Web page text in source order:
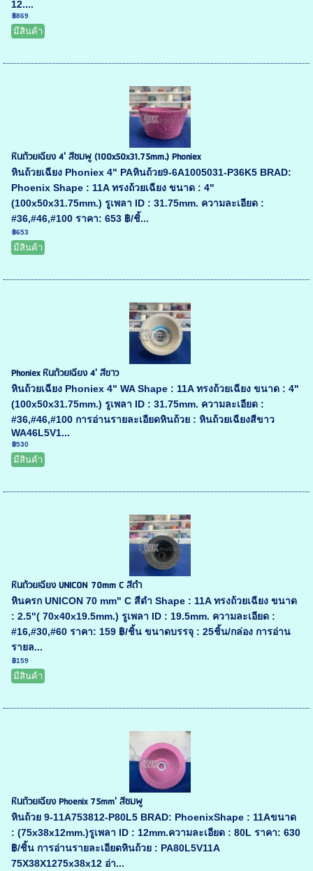
12....
฿869
มีสินค้า
หินถ้วยเฉียง 4' สีชมพู (100x50x31.75mm.) Phoniex
หินถ้วยเฉียง Phoniex 4" PAหินถ้วย9-6A1005031-P36K5 BRAD:
Phoenix Shape : 11A ทรงถ้วยเฉียง ขนาด : 4"
(100x50x31.75mm.) รูเพลา ID : 31.75mm. ความละเอียด :
#36,#46,#100 ราคา: 653 ฿/ชิ้...
฿653
มีสินค้า
Phoniex หินถ้วยเฉียง 4' สีขาว
หินถ้วยเฉียง Phoniex 4" WA Shape : 11A ทรงถ้วยเฉียง ขนาด : 4"
(100x50x31.75mm.) รูเพลา ID : 31.75mm. ความละเอียด :
#36,#46,#100 การอ่านรายละเอียดหินถ้วย : หินถ้วยเฉียงสีขาว
WA46L5V1...
฿530
มีสินค้า
หินถ้วยเฉียง UNICON 70mm C สีดำ
หินครก UNICON 70 mm" C สีดำ Shape : 11A ทรงถ้วยเฉียง ขนาด
: 2.5"( 70x40x19.5mm.) รูเพลา ID : 19.5mm. ความละเอียด :
#16,#30,#60 ราคา: 159 ฿/ชิ้น ขนาดบรรจุ : 25ชิ้น/กล่อง การอ่าน
รายล...
฿159
มีสินค้า
หินถ้วยเฉียง Phoenix 75mm' สีชมพู
หินถ้วย 9-11A753812-P80L5 BRAD: PhoenixShape : 11Aขนาด
: (75x38x12mm.)รูเพลา ID : 12mm.ความละเอียด : 80L ราคา: 630
฿/ชิ้น การอ่านรายละเอียดหินถ้วย : PA80L5V11A
75X38X1275x38x12 อ่า...